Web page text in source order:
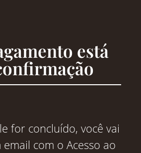
está
for concluído, você vai
com o Acesso ao